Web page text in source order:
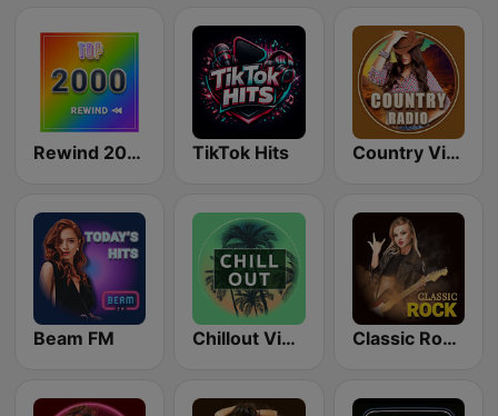
Rewind 2000's TikTok Hits Country Vibes
Beam FM Chillout Vibes Classic Rock Station